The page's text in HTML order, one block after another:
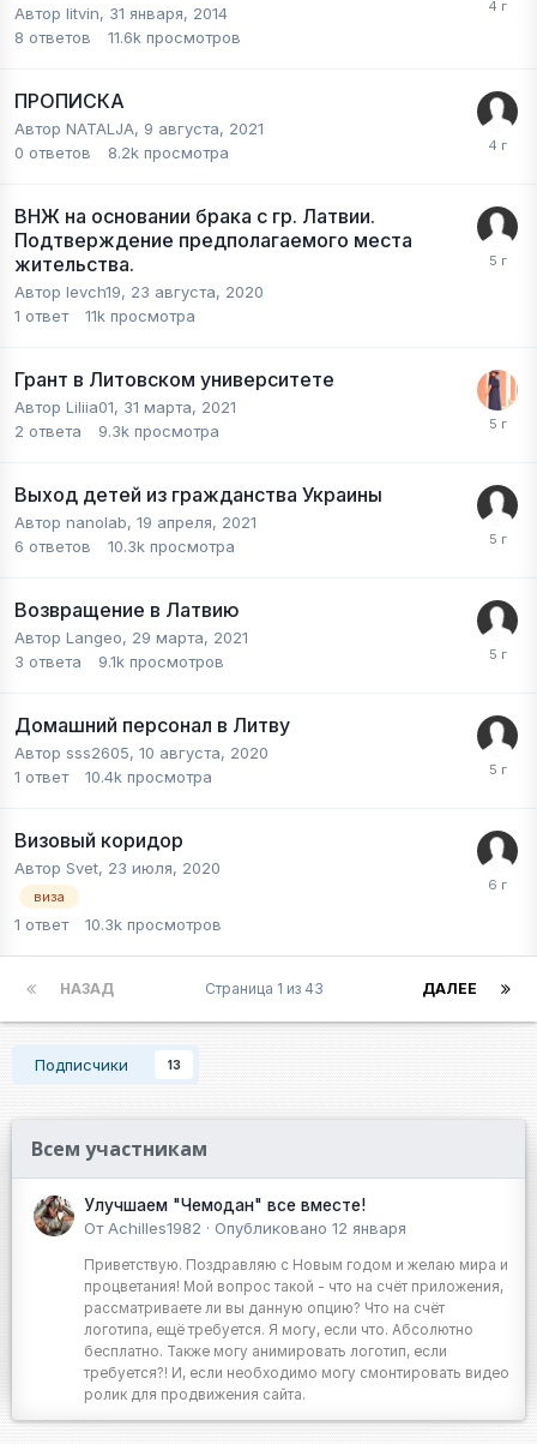
Автор litvin, 31 января, 2014
8 ответов 11.6k просмотров
ПРОПИСКА
Автор NATALJA, 9 августа, 2021
0 ответов 8.2k просмотра
ВНЖ на основании брака с гр. Латвии.
Подтверждение предполагаемого места
жительства.
Автор levch19, 23 августа, 2020
1 ответ 11k просмотра
Грант в Литовском университете
Автор Liliia01, 31 марта, 2021
2 ответа 9.3k просмотра
Выход детей из гражданства Украины
Автор nanolab, 19 апреля, 2021
6 ответов 10.3k просмотра
Возвращение в Латвию
Автор Langeo, 29 марта, 2021
3 ответа 9.1k просмотров
Домашний персонал в Литву
Автор sss2605, 10 августа, 2020
1 ответ 10.4k просмотра
Визовый коридор
Автор Svet, 23 июля, 2020
виза
1 ответ 10.3k просмотров
НАЗАД ДАЛЕЕ
Страница 1 из 43
Подписчики 13
Всем участникам
Улучшаем "Чемодан" все вместе!
ОтAchilles1982 · Опубликовано 12 января
Приветствую. Поздравляю с Новым годом и желаю мира и
процветания! Мой вопрос такой - что на счёт приложения,
рассматриваете ли вы данную опцию? Что на счёт
логотипа, ещё требуется. Я могу, если что. Абсолютно
бесплатно. Также могу анимировать логотип, если
требуется?! И, если необходимо могу смонтировать видео
ролик для продвижения сайта.